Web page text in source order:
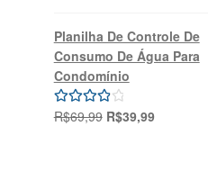
original
era:
R$49,90.
atual
é:
R$39,90.
Planilha De Controle De
Consumo De Água Para
Condomínio
Avaliação
R$69,99 O
R$39,99O